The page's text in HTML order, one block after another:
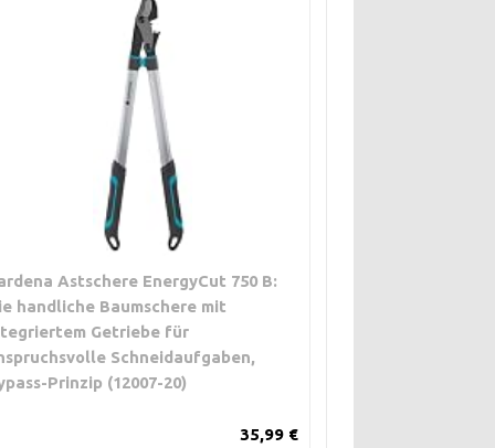
Astschere EnergyCut 750 B:
handliche Baumschere mit
Getriebe für
Schneidaufgaben,
Prinzip (12007-20)
35,99 €